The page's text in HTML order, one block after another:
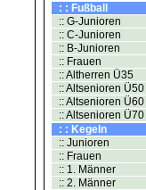
: : Fußball
:: G-Junioren
:: C-Junioren
:: B-Junioren
:: Frauen
:: Altherren Ü35
:: Altsenioren Ü50
:: Altsenioren Ü60
:: Altsenioren Ü70
: : Kegeln
:: Junioren
:: Frauen
:: 1. Männer
:: 2. Männer